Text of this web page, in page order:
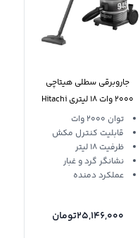
جاروبرقی سطلی هیتاچی
2000 وات 18 لیتری Hitachi
cv-945f توان 2000 وات
قابلیت کنترل مکش
ظرفیت 18 لیتر
نشانگر گرد و غبار
عملکرد دمنده
25,146,000تومان